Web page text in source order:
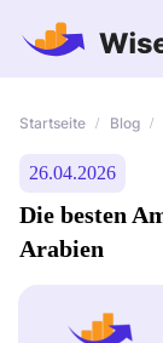
Startseite / Blog /
26.04.2026
Die besten
Arabien